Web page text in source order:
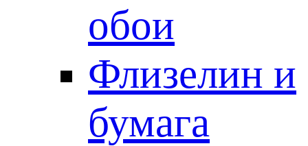
обои
Флизелин и
бумага